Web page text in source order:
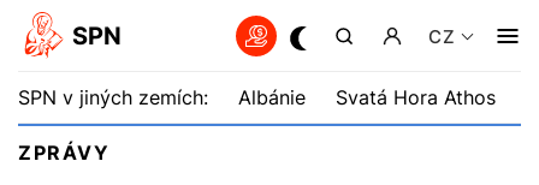
SPN CZ
SPN v jiných zemích: Albánie Svatá Hora Athos
ZPRÁVY